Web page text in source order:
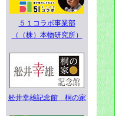
５１コラボ事業部
（（株）本物研究所）
舩井幸雄記念館 桐の家